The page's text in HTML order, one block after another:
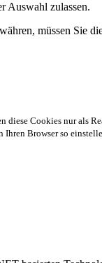
Auswahl zulassen.
müssen Sie
Cookies nur als
Browser so